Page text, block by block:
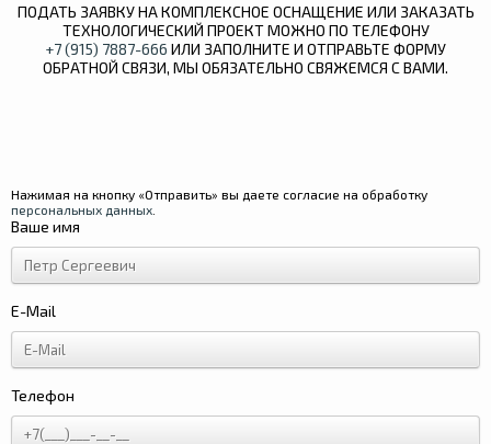
ПОДАТЬ ЗАЯВКУ НА КОМПЛЕКСНОЕ ОСНАЩЕНИЕ ИЛИ ЗАКАЗАТЬ
ТЕХНОЛОГИЧЕСКИЙ ПРОЕКТ МОЖНО ПО ТЕЛЕФОНУ
+7 (915) 7887-666 ИЛИ ЗАПОЛНИТЕ И ОТПРАВЬТЕ ФОРМУ
ОБРАТНОЙ СВЯЗИ, МЫ ОБЯЗАТЕЛЬНО СВЯЖЕМСЯ С ВАМИ.
Ваше имя
E-Mail
Телефон
Нажимая на кнопку «Отправить» вы даете согласие на обработку
персональных данных